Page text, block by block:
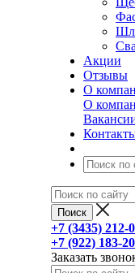
Акции
Отзывы
О
О
+7 (3435) 212-
+7 (922) 183-
Заказать